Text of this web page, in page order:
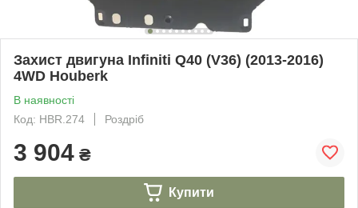
Захист двигуна Infiniti Q40 (V36) (2013-2016)
4WD Houberk
В наявності
Код: HBR.274
Роздріб
3 904 ₴
Купити